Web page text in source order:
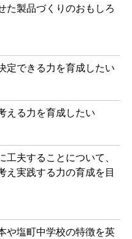
た製品づくりのおもしろ
定できる力を育成したい
える力を育成したい
工夫することについて、
え実践する力の育成を目
や塩町中学校の特徴を英